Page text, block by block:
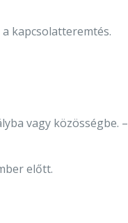
kapcsolatteremtés.
vagy közösségbe. –
előtt.